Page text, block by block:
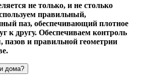
не только, и не столько
правильный,
паз, обеспечивающий плотное
к другу. Обеспечиваем контроль
пазов и правильной геометрии
дома?